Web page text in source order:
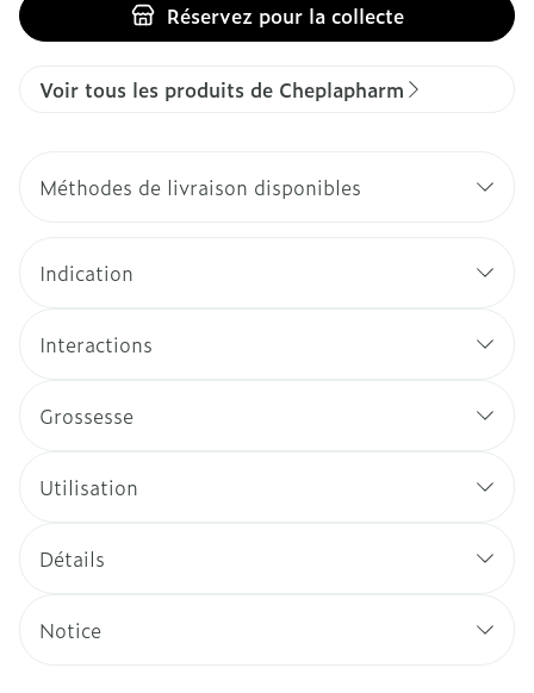
Réservezpour la collecte
Voir tous les produits de Cheplapharm
Méthodes de livraison disponibles
Indication
Interactions
Grossesse
Utilisation
Détails
Notice